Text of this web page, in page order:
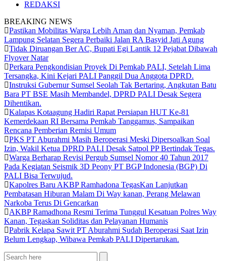
REDAKSI
BREAKING NEWS
Pastikan Mobilitas Warga Lebih Aman dan Nyaman, Pemkab
Lampung Selatan Segera Perbaiki Jalan RA Basyid Jati Agung
Tidak Diruangan Ber AC, Bupati Egi Lantik 12 Pejabat Dibawah
Flyover Natar
Perkara Pengkondisian Proyek Di Pemkab PALI, Setelah Lima
Tersangka, Kini Kejari PALI Panggil Dua Anggota DPRD.
Instruksi Gubernur Sumsel Seolah Tak Bertaring, Angkutan Batu
Bara PT BSE Masih Membandel, DPRD PALI Desak Segera
Dihentikan.
Kalapas Kotaagung Hadiri Rapat Persiapan HUT Ke-81
Kemerdekaan RI Bersama Pemkab Tanggamus, Sampaikan
Rencana Pemberian Remisi Umum
PKS PT Aburahmi Masih Beroperasi Meski Dipersoalkan Soal
Izin, Wakil Ketua DPRD PALI Desak Satpol PP Bertindak Tegas.
Warga Berharap Revisi Pergub Sumsel Nomor 40 Tahun 2017
Pada Kegiatan Seismik 3D Peony PT BGP Indonesia (BGP) Di
PALI Bisa Terwujud.
Kapolres Baru AKBP Ramhadona TegasKan Lanjutkan
Pembatasan Hiburan Malam Di Way kanan, Perang Melawan
Narkoba Terus Di Gencarkan
AKBP Ramadhona Resmi Terima Tunggul Kesatuan Polres Way
Kanan, Tegaskan Soliditas dan Pelayanan Humanis
Pabrik Kelapa Sawit PT Aburahmi Sudah Beroperasi Saat Izin
Belum Lengkap, Wibawa Pemkab PALI Dipertarukan.